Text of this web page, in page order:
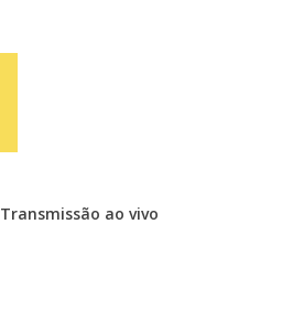
Transmissão ao vivo